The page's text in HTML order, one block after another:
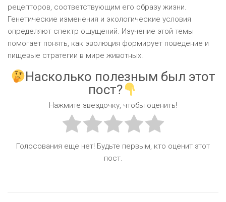
рецепторов, соответствующим его образу жизни.
Генетические изменения и экологические условия
определяют спектр ощущений. Изучение этой темы
помогает понять, как эволюция формирует поведение и
пищевые стратегии в мире животных.
Насколько полезным был этот
пост?
Нажмите звездочку, чтобы оценить!
Голосования еще нет! Будьте первым, кто оценит этот
пост.